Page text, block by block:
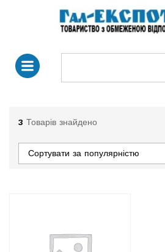
3 Товарів знайдено
Сортувати за популярністю